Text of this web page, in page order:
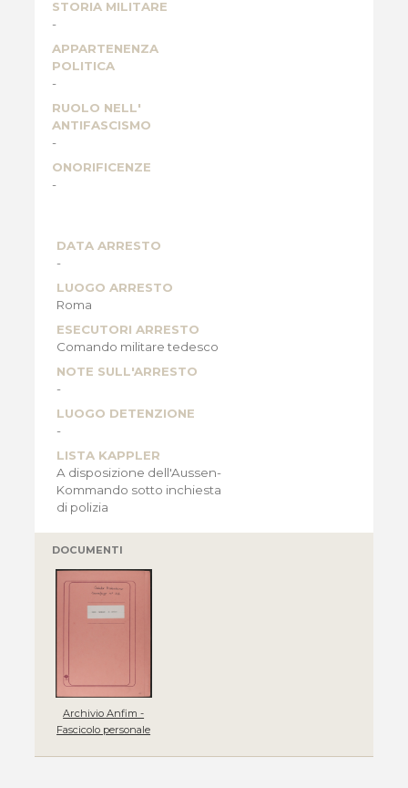
STORIA MILITARE
-
APPARTENENZA
POLITICA
-
RUOLO NELL'
ANTIFASCISMO
-
ONORIFICENZE
-
DATA ARRESTO
-
LUOGO ARRESTO
Roma
ESECUTORI ARRESTO
Comando militare tedesco
NOTE SULL'ARRESTO
-
LUOGO DETENZIONE
-
LISTA KAPPLER
A disposizione dell'Aussen-
Kommando sotto inchiesta
di polizia
DOCUMENTI
Archivio Anfim -
Fascicolo personale